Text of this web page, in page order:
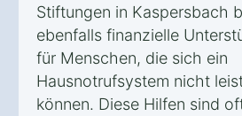
Stiftungen in Kaspersbach
ebenfalls finanzielle
für Menschen, die sich ein
Hausnotrufsystem nicht
können. Diese Hilfen sind